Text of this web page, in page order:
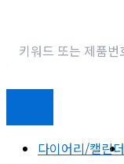
다이어리/캘린더